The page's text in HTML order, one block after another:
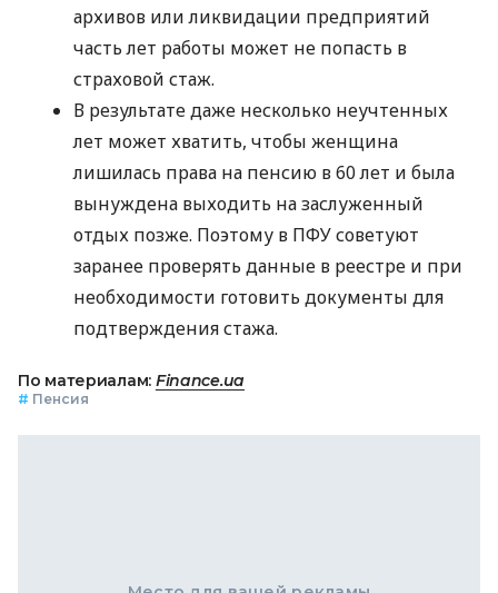
архивов или ликвидации предприятий
часть лет работы может не попасть в
страховой стаж.
В результате даже несколько неучтенных
лет может хватить, чтобы женщина
лишилась права на пенсию в 60 лет и была
вынуждена выходить на заслуженный
отдых позже. Поэтому в ПФУ советуют
заранее проверять данные в реестре и при
необходимости готовить документы для
подтверждения стажа.
По материалам: Finance.ua
# Пенсия